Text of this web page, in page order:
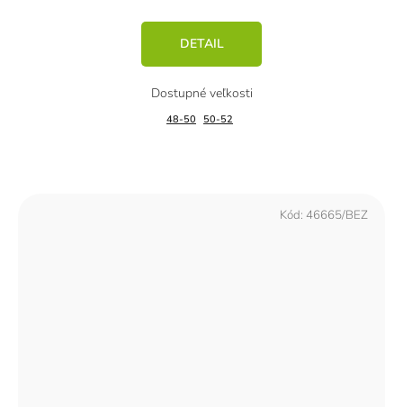
DETAIL
48-50 50-52
Kód: 46665/BEZ